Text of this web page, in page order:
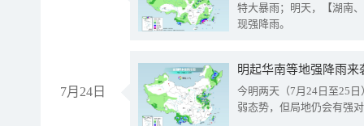
特大暴雨；明天，【湖南
现强降雨。
7月24日
明起华南等地强降雨
今明两天（7月24日至25
弱态势，但局地仍会有强